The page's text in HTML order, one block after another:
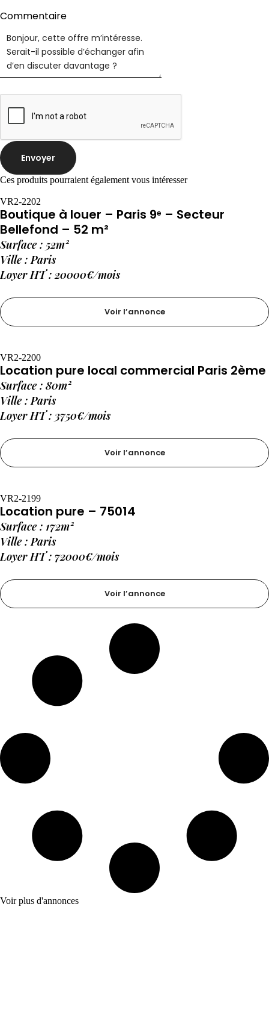
Commentaire
Envoyer
Ces produits pourraient également vous intéresser
VR2-2202
Boutique à louer – Paris 9ᵉ – Secteur
Bellefond – 52 m²
Surface : 52m²
Ville : Paris
Loyer HT : 20000€/mois
Voir l’annonce
VR2-2200
Location pure local commercial Paris 2ème
Surface : 80m²
Ville : Paris
Loyer HT : 3750€/mois
Voir l’annonce
VR2-2199
Location pure – 75014
Surface : 172m²
Ville : Paris
Loyer HT : 72000€/mois
Voir l’annonce
Voir plus d'annonces